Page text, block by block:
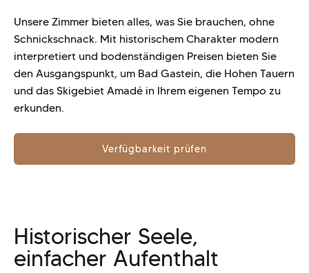
Unsere Zimmer bieten alles, was Sie brauchen, ohne
Schnickschnack. Mit historischem Charakter modern
interpretiert und bodenständigen Preisen bieten Sie
den Ausgangspunkt, um Bad Gastein, die Hohen Tauern
und das Skigebiet Amadé in Ihrem eigenen Tempo zu
erkunden.
Verfügbarkeit prüfen
Historischer Seele,
einfacher Aufenthalt